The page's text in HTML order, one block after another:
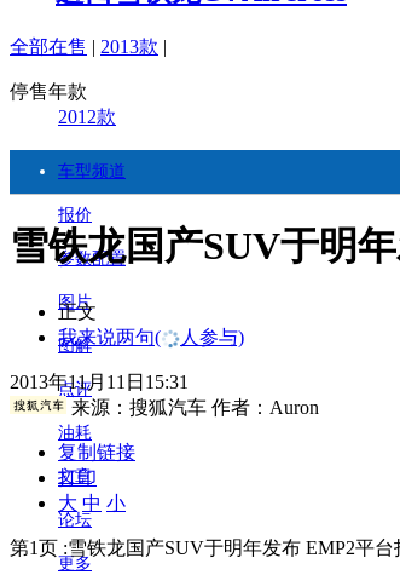
全部在售 | 2013款 |
停售年款
2012款
车型频道
报价
参数配置
图片
图解
点评
油耗
文章
论坛
更多
雪铁龙国产SUV于明
正文
我来说两句( 人参与)
2013年11月11日15:31
来源： 搜狐汽车作者：Auron
复制链接
打印
大 中 小
第1页 :雪铁龙国产SUV于明年发布 EMP2平台